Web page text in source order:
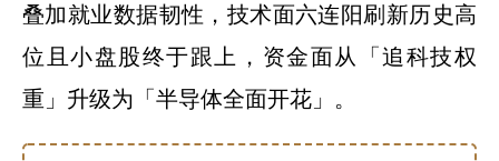
叠加就业数据韧性，技术面六连阳刷新历史高
位且小盘股终于跟上，资金面从「追科技权
重」升级为「半导体全面开花」。